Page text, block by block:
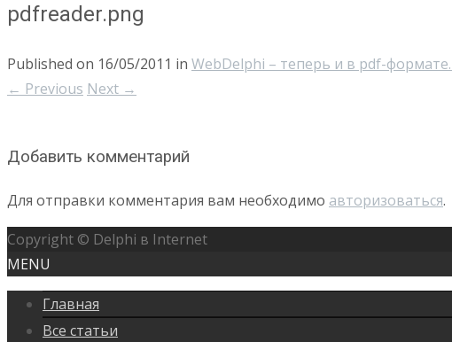
pdfreader.png
Published on 16/05/2011 in WebDelphi – теперь и в pdf-формате.
← Previous Next →
Добавить комментарий
Для отправки комментария вам необходимо авторизоваться.
Copyright © Delphi в Internet
MENU
Главная
Все статьи